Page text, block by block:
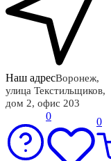
Наш адресВоронеж,
улица Текстильщиков,
дом 2, офис 203
0 0